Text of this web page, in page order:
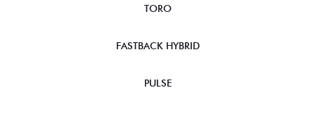
TORO
FASTBACK HYBRID
PULSE